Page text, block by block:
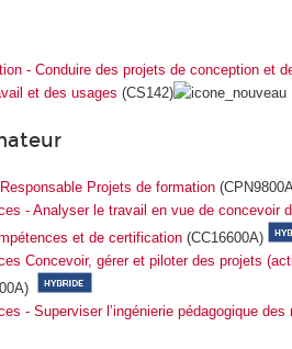
- Conduire des projets de conception et
et des usages (CS142)
Projets de formation
- Analyser le travail en vue de concevoir
et de certification(CC16600A)
Concevoir, gérer et piloter des projets
- Superviser l’ingénierie pédagogique